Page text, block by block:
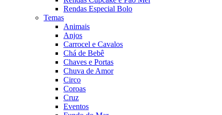
Rendas Especial Bolo
Temas
Animais
Anjos
Carrocel e Cavalos
Chá de Bebê
Chaves e Portas
Chuva de Amor
Circo
Coroas
Cruz
Eventos